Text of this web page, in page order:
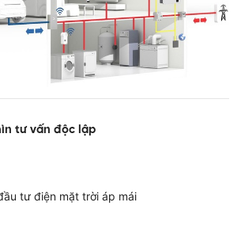
tư vấn độc lập
tư điện mặt trời áp mái